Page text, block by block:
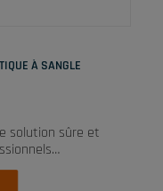
À SANGLE
solution sûre et